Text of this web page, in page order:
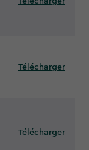
Télécharger
Télécharger